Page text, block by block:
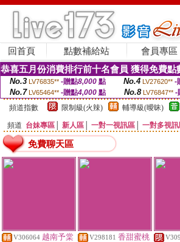
回首頁 點數補給站 會員專區
恭喜五月份消費排行前十名會員 獲得免費點
No.3 LV76835** -贈點8,000點 No.4 LV27620** -
No.7 LV65464** -贈點4,000 點 No.8 LV76847** -
頻道指數
限制級(火辣) 輔導級(曖昧)
頻道 台妹專區 新人區 一對一視訊區 一對多視
免費聊天區
V306064 越南予棠 V298181 香甜蜜桃